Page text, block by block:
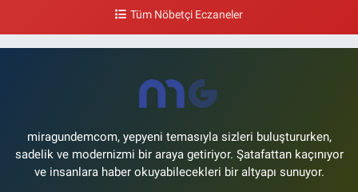
Yol Tarifi Al
Ataköy 3-4-11. Kısım Mahallesi Dr. Remzi Kazancıgil Caddesi Ataköy
4.Kısım Çarşısı No:12 Ataköy 4.Kısım Çarşısı
Tüm Nöbetçi Eczaneler
miragundemcom, yepyeni temasıyla sizleri buluştururken,
sadelik ve modernizmi bir araya getiriyor. Şatafattan kaçınıyor
ve insanlara haber okuyabilecekleri bir altyapı sunuyor.